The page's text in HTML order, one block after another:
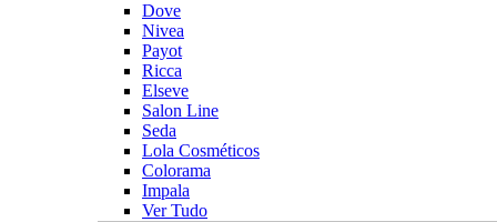
Dove
Nivea
Payot
Ricca
Elseve
Salon Line
Seda
Lola Cosméticos
Colorama
Impala
Ver Tudo